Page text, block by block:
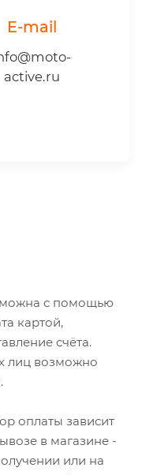
E-mail
active.ru
с помощью
картой,
счёта.
лиц возможно
оплаты зависит
в магазине -
или на